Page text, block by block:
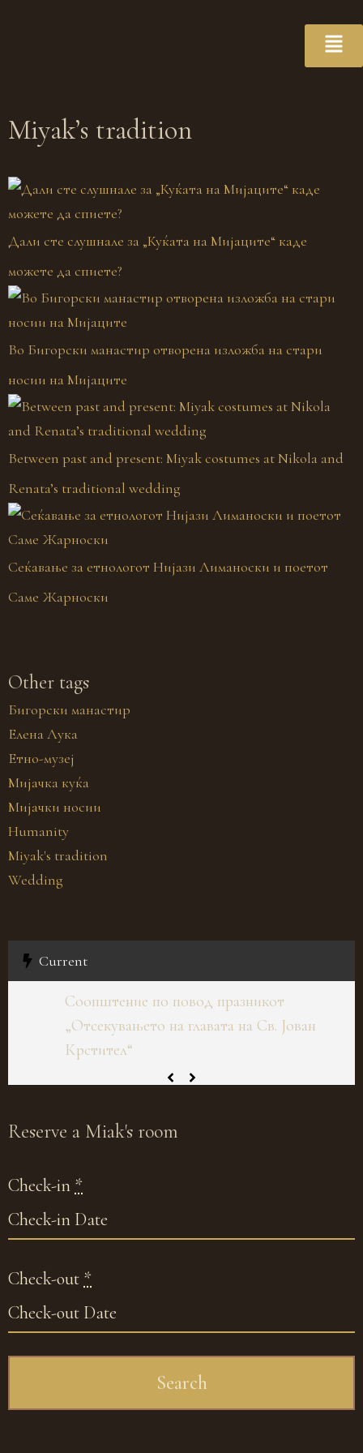
Miyak’s tradition
Дали сте слушнале за „Куќата на Мијаците“ каде
можете да спиете?
Во Бигорски манастир отворена изложба на стари
носии на Мијаците
Between past and present: Miyak costumes at Nikola and
Renata’s traditional wedding
Сеќавање за етнологот Нијази Лиманоски и поетот
Саме Жарноски
Other tags
Бигорски манастир
Елена Лука
Етно-музеј
Мијачка куќа
Мијачки носии
Humanity
Miyak's tradition
Wedding
Current
Соопштение по повод празникот
„Отсекувањето на главата на Св. Јован
Крстител“
Reserve a Miak's room
Check-in *
Check-out *